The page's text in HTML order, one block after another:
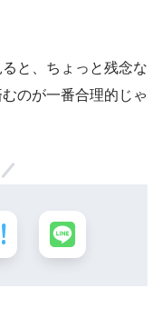
と、ちょっと残念な
のが一番合理的じゃ